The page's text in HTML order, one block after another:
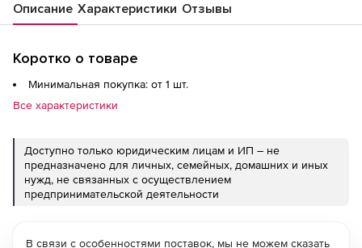
Описание Характеристики Отзывы
Коротко о товаре
Минимальная покупка: от 1 шт.
Все характеристики
Доступно только юридическим лицам и ИП – не
предназначено для личных, семейных, домашних и иных
нужд, не связанных с осуществлением
предпринимательской деятельности
В связи с особенностями поставок, мы не можем сказать